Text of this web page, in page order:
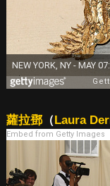
蘿拉鄧（Laura
Embed from Getty Images